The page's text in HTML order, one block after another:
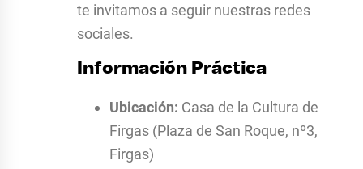
te invitamos a seguir nuestras redes
sociales.
Información Práctica
Ubicación: Casa de la Cultura de
Firgas (Plaza de San Roque, nº3,
Firgas)